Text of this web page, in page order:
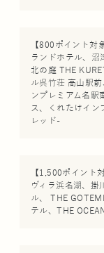
【800ポイント対
ランドホテル、沼
北の庭 THE
ル呉竹荘 高山駅
ンプレミアム名駅
ス、くれたけイン
レッド-
【1,500ポイント
ヴィラ浜名湖、掛
ル、 THE
テル、THE